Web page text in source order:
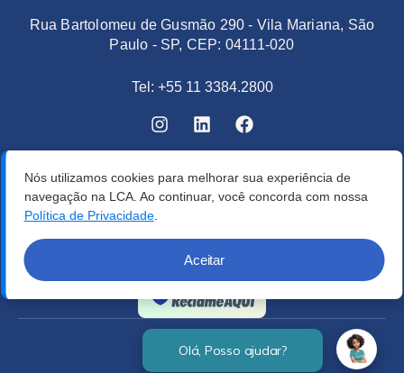
Rua Bartolomeu de Gusmão 290 - Vila Mariana, São
Paulo - SP, CEP: 04111-020
Tel: +55 11 3384.2800
Verificada por
Nós utilizamos cookies para melhorar sua experiência de
navegação na LCA. Ao continuar, você concorda com nossa
Política de Privacidade.
Aceitar